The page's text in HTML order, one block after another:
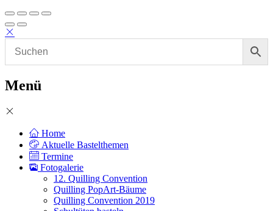
Menü
Home
Aktuelle Bastelthemen
Termine
Fotogalerie
12. Quilling Convention
Quilling PopArt-Bäume
Quilling Convention 2019